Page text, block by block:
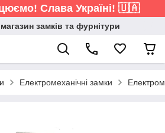
Слава Україні! 🇺🇦
замків та фурнітури
Електромеханічні замки